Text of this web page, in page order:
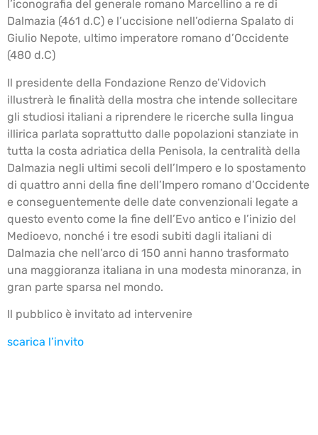
l’iconografia del generale romano Marcellino a re di
Dalmazia (461 d.C) e l’uccisione nell’odierna Spalato di
Giulio Nepote, ultimo imperatore romano d’Occidente
(480 d.C)
Il presidente della Fondazione Renzo de’Vidovich
illustrerà le finalità della mostra che intende sollecitare
gli studiosi italiani a riprendere le ricerche sulla lingua
illirica parlata soprattutto dalle popolazioni stanziate in
tutta la costa adriatica della Penisola, la centralità della
Dalmazia negli ultimi secoli dell’Impero e lo spostamento
di quattro anni della fine dell’Impero romano d’Occidente
e conseguentemente delle date convenzionali legate a
questo evento come la fine dell’Evo antico e l’inizio del
Medioevo, nonché i tre esodi subiti dagli italiani di
Dalmazia che nell’arco di 150 anni hanno trasformato
una maggioranza italiana in una modesta minoranza, in
gran parte sparsa nel mondo.
Il pubblico è invitato ad intervenire
scarica l’invito